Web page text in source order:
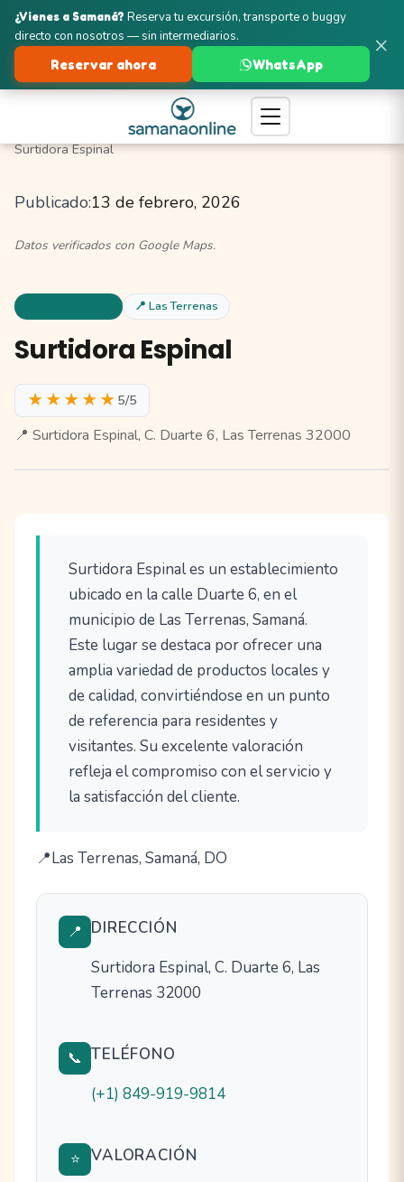
Turismo en Samaná Las Terrenas
Supermercados
Surtidora Espinal
Publicado:13 de febrero, 2026
Datos verificados con Google Maps.
📍 Las Terrenas
Surtidora Espinal
★★★★★ 5/5
📍 Surtidora Espinal, C. Duarte 6, Las Terrenas 32000
Surtidora Espinal es un establecimiento
ubicado en la calle Duarte 6, en el
municipio de Las Terrenas, Samaná.
Este lugar se destaca por ofrecer una
amplia variedad de productos locales y
de calidad, convirtiéndose en un punto
de referencia para residentes y
visitantes. Su excelente valoración
refleja el compromiso con el servicio y
la satisfacción del cliente.
Las Terrenas, Samaná, DO
📍 DIRECCIÓN
Surtidora Espinal, C. Duarte 6, Las
Terrenas 32000
📞 TELÉFONO
(+1) 849-919-9814
⭐ VALORACIÓN
×
¿Vienes a Samaná? Reserva tu excursión, transporte o buggy
directo con nosotros — sin intermediarios.
Reservar ahora WhatsApp